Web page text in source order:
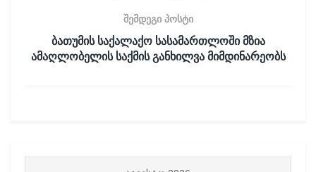
შემდეგი პოსტი
ბათუმის საქალაქო სასამართლოში მზია
ამაღლობელის საქმის განხილვა მიმდინარეობს